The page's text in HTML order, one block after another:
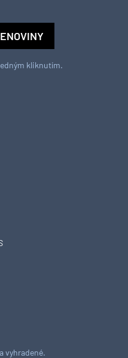
vyhradené.
kliknutím.